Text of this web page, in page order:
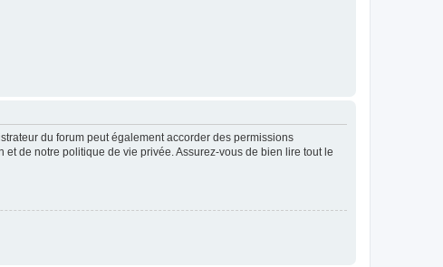
du forum peut également accorder des permissions
de notre politique de vie privée. Assurez-vous de bien lire tout le